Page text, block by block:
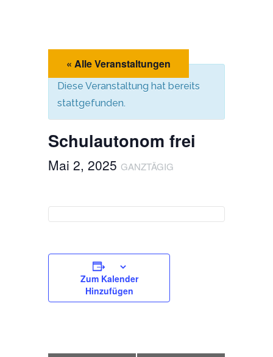
« Alle Veranstaltungen
Diese Veranstaltung hat bereits
stattgefunden.
Schulautonom frei
Mai 2, 2025 GANZTÄGIG
Zum Kalender
Hinzufügen